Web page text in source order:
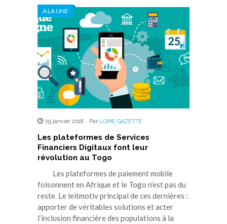
A LA UNE
29 janvier 2018 , Par LOME GAZETTE
Les plateformes de Services
Financiers Digitaux font leur
révolution au Togo
Les plateformes de paiement mobile
foisonnent en Afrique et le Togo n’est pas du
reste. Le leitmotiv principal de ces dernières :
apporter de véritables solutions et acter
l’inclusion financière des populations à la